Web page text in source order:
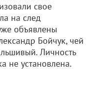
свое
на след
объявлены
Бойчук, чей
Личность
не установлена.